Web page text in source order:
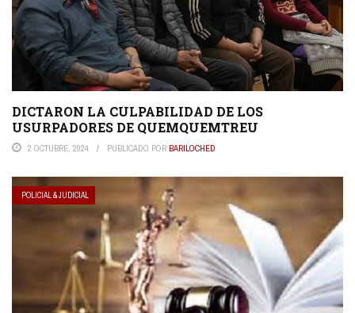
DICTARON LA CULPABILIDAD DE LOS
USURPADORES DE QUEMQUEMTREU
2 OCTUBRE, 2024 PUBLICADO POR BARILOCHED
POLICIAL & JUDICIAL